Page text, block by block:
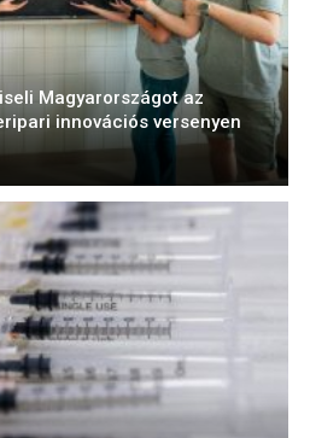
Magyarországot az
innovációs versenyen